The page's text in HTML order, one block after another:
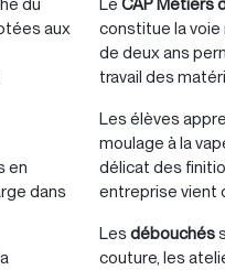
du
aux
en
dans
Le CAP Métiers
constitue la
de deux ans
travail des
Les élèves
moulage à la
délicat des
entreprise vient
Lesdébouchés
couture, les